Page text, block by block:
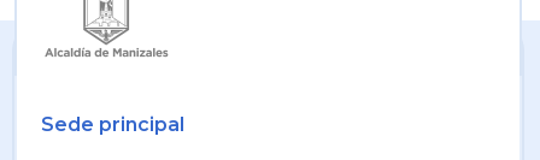
Sede principal